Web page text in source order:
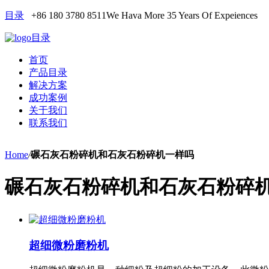
目录 +86 180 3780 8511We Hava More 35 Years Of Expeiences
目录
首页
产品目录
解决方案
成功案例
关于我们
联系我们
Home/碾石灰石粉碎机和石灰石粉碎机一样吗
碾石灰石粉碎机和石灰石粉碎
超细微粉磨粉机